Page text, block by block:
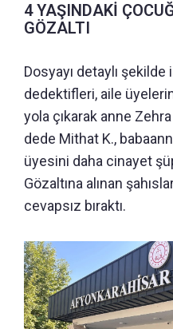
4 YAŞINDAKİ
GÖZALTI
Dosyayı detaylı
dedektifleri, aile
yola çıkarak anne Zehra
dede Mithat K.,
üyesini daha cinayet
Gözaltına alınan
cevapsız bıraktı.